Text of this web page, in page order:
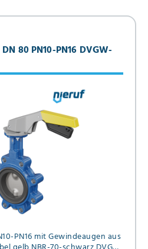
80 PN10-PN16 DVGW-
PN16 mit Gewindeaugen aus